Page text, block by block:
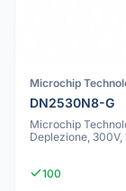
Microchip
DN2530N8-G
Microchip
Deplezione, 300V,
100